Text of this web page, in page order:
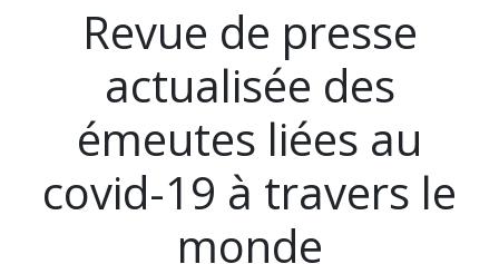
Revue de presse
actualisée des
émeutes liées au
covid-19 à travers le
monde